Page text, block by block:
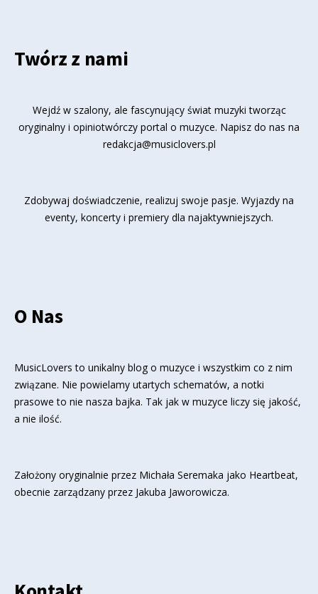
Twórz z nami
Wejdź w szalony, ale fascynujący świat muzyki tworząc
oryginalny i opiniotwórczy portal o muzyce. Napisz do nas na
redakcja@musiclovers.pl
Zdobywaj doświadczenie, realizuj swoje pasje. Wyjazdy na
eventy, koncerty i premiery dla najaktywniejszych.
O Nas
MusicLovers to unikalny blog o muzyce i wszystkim co z nim
związane. Nie powielamy utartych schematów, a notki
prasowe to nie nasza bajka. Tak jak w muzyce liczy się jakość,
a nie ilość.
Założony oryginalnie przez Michała Seremaka jako Heartbeat,
obecnie zarządzany przez Jakuba Jaworowicza.